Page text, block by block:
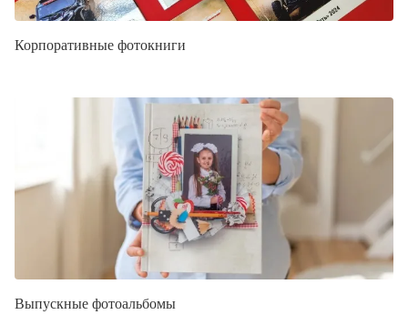
Корпоративные фотокниги
Выпускные фотоальбомы